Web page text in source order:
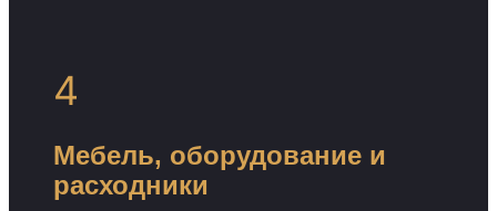
4
Мебель, оборудование и
расходники